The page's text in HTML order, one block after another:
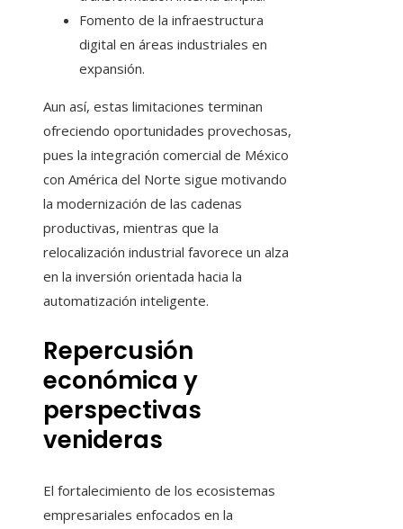
Fomento de la infraestructura
digital en áreas industriales en
expansión.
Aun así, estas limitaciones terminan
ofreciendo oportunidades provechosas,
pues la integración comercial de México
con América del Norte sigue motivando
la modernización de las cadenas
productivas, mientras que la
relocalización industrial favorece un alza
en la inversión orientada hacia la
automatización inteligente.
Repercusión
económica y
perspectivas
venideras
El fortalecimiento de los ecosistemas
empresariales enfocados en la